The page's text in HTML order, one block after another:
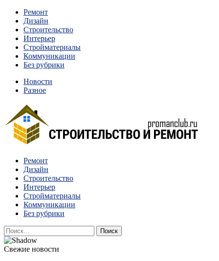
Перейти
содержимому
Ремонт
Дизайн
Строительство
Интерьер
Стройматериалы
Коммуникации
Без рубрики
Новости
Разное
Строительство и ремонт
Квартиры и дома, в которых живут разные люди, очень
отличаются между собой.
Ремонт
Дизайн
Строительство
Интерьер
Стройматериалы
Коммуникации
Без рубрики
Найти:
Свежие новости